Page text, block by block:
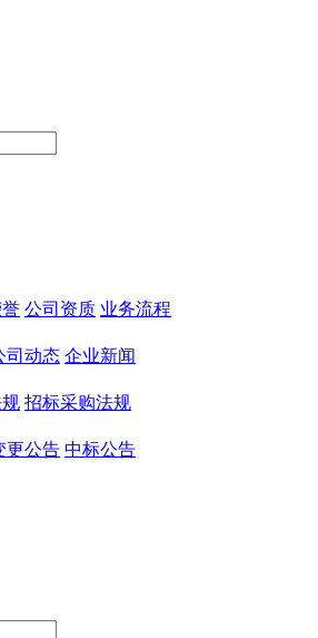
公司资质 业务流程
司动态 企业新闻
招标采购法规
更公告 中标公告